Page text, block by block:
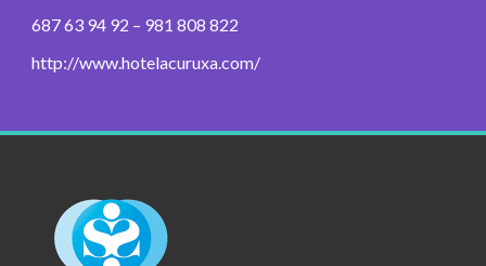
687 63 94 92 – 981 808 822
http://www.hotelacuruxa.com/